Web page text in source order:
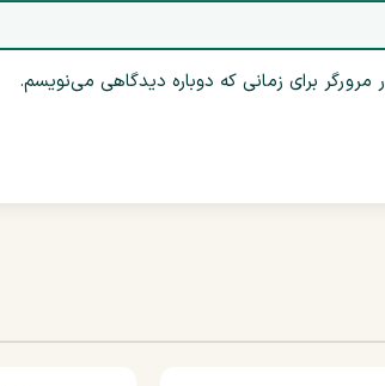
برای زمانی که دوباره دیدگاهی می‌نویسم.